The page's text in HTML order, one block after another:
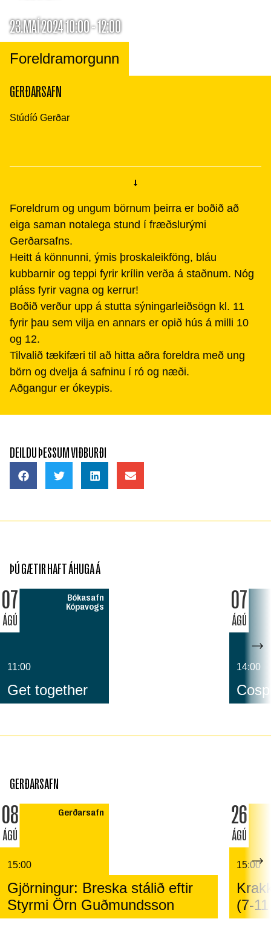
23.MAÍ 2024 10:00 - 12:00
Foreldramorgunn
GERÐARSAFN
Stúdíó Gerðar
Foreldrum og ungum börnum þeirra er boðið að
eiga saman notalega stund í fræðslurými
Gerðarsafns.
Heitt á könnunni, ýmis þroskaleikföng, bláu
kubbarnir og teppi fyrir krílin verða á staðnum. Nóg
pláss fyrir vagna og kerrur!
Boðið verður upp á stutta sýningarleiðsögn kl. 11
fyrir þau sem vilja en annars er opið hús á milli 10
og 12.
Tilvalið tækifæri til að hitta aðra foreldra með ung
börn og dvelja á safninu í ró og næði.
Aðgangur er ókeypis.
DEILDU ÞESSUM VIÐBURÐI
ÞÚ GÆTIR HAFT ÁHUGA Á
07
ÁGÚ
Bókasafn
Kópavogs
11:00
Get together
07
ÁGÚ
14:00
GERÐARSAFN
08
ÁGÚ
Gerðarsafn
15:00
Gjörningur: Breska stálið eftir
Styrmi Örn Guðmundsson
26
ÁGÚ
15:00
(7-